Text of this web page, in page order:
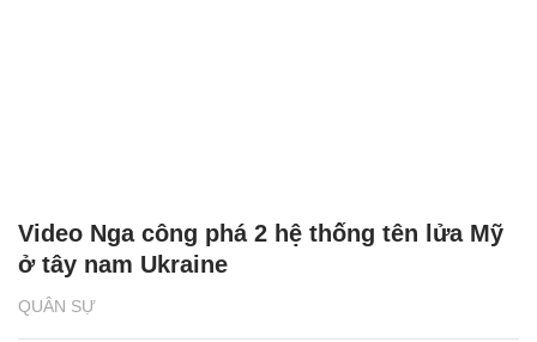
QUÂN SỰ
Video Nga công phá 2 hệ thống tên lửa Mỹ
ở tây nam Ukraine